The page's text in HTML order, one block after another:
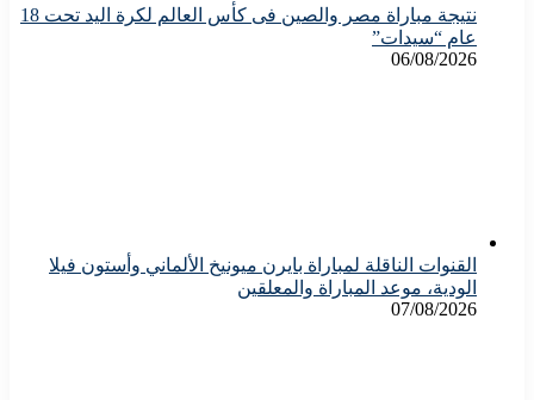
نتيجة مباراة مصر والصين فى كأس العالم لكرة اليد تحت 18
عام “سيدات”
06/08/2026
القنوات الناقلة لمباراة بايرن ميونيخ الألماني وأستون فيلا
الودية، موعد المباراة والمعلقين
07/08/2026